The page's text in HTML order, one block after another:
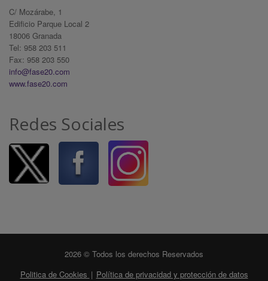
C/ Mozárabe, 1
Edificio Parque Local 2
18006 Granada
Tel: 958 203 511
Fax: 958 203 550
info@fase20.com
www.fase20.com
Redes Sociales
2026 © Todos los derechos Reservados
Politica de Cookies | Política de privacidad y protección de datos